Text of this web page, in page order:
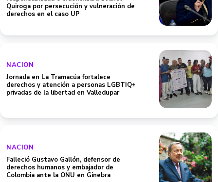
Quiroga por persecución y vulneración de
derechos en el caso UP
NACION
Jornada en La Tramacúa fortalece
derechos y atención a personas LGBTIQ+
privadas de la libertad en Valledupar
NACION
Falleció Gustavo Gallón, defensor de
derechos humanos y embajador de
Colombia ante la ONU en Ginebra